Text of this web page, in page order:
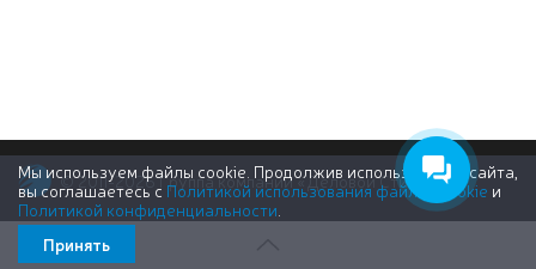
© 2011-2026 Группа компаний «Деловой Стиль»
Мы используем файлы cookie. Продолжив использование сайта,
вы соглашаетесь с Политикой использования файлов cookie и
Политикой конфиденциальности
Принять